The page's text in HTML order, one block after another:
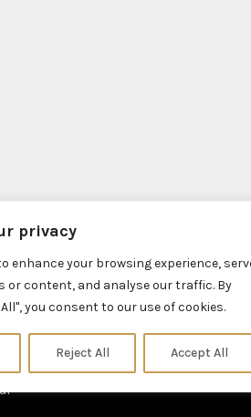
privacy
enhance your browsing experience,
or content, and analyse our traffic. By
you consent to our use of cookies.
Reject All Accept All
von WordPress
Theme: Fameup